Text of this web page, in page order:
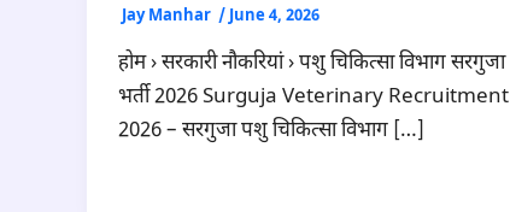
Jay Manhar / June 4, 2026
होम › सरकारी नौकरियां › पशु चिकित्सा विभाग सरगुजा
भर्ती 2026 Surguja Veterinary Recruitment
2026 – सरगुजा पशु चिकित्सा विभाग […]